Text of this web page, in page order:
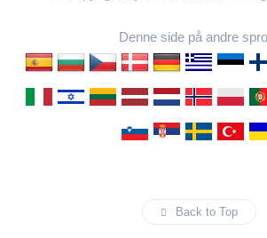
Denne side på andre
Back to Top